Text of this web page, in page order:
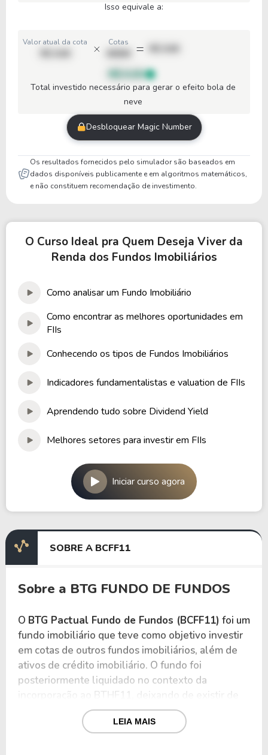
Isso equivale a:
Valor atual da cota Cotas
R$ 0,00
Total investido necessário para gerar o efeito bola de
neve
Desbloquear Magic Number
Os resultados fornecidos pelo simulador são baseados em
dados disponíveis publicamente e em algoritmos matemáticos,
e não constituem recomendação de investimento.
O Curso Ideal pra Quem Deseja Viver da
Renda dos Fundos Imobiliários
Como analisar um Fundo Imobiliário
Como encontrar as melhores oportunidades em
FIIs
Conhecendo os tipos de Fundos Imobiliários
Indicadores fundamentalistas e valuation de FIIs
Aprendendo tudo sobre Dividend Yield
Melhores setores para investir em FIIs
Iniciar curso agora
SOBRE A BCFF11
Sobre a BTG FUNDO DE FUNDOS
O BTG Pactual Fundo de Fundos (BCFF11) foi um
fundo imobiliário que teve como objetivo investir
em cotas de outros fundos imobiliários, além de
ativos de crédito imobiliário. O fundo foi
posteriormente liquidado no contexto da
incorporação ao BTHF11, deixando de existir de
forma independente.
Classificado comofundo de fundos (FOF)
LEIA MAIS